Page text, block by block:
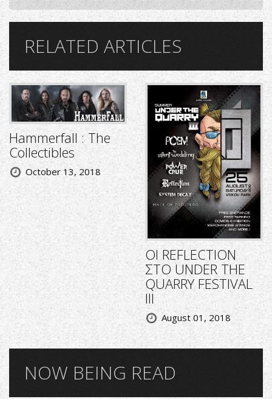
RELATED ARTICLES
Hammerfall : The
Collectibles
October 13, 2018
ΟΙ REFLECTION
ΣΤΟ UNDER THE
QUARRY FESTIVAL
III
August 01, 2018
NOW BEING READ